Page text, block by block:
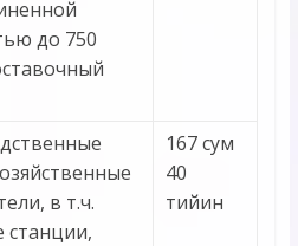
до 750
в т.ч.
станции,
167 сум
40
тийин